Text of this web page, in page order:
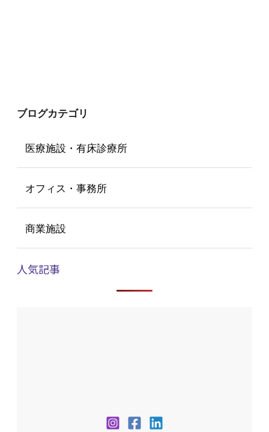
ブログカテゴリ
医療施設・有床診療所
オフィス・事務所
商業施設
人気記事